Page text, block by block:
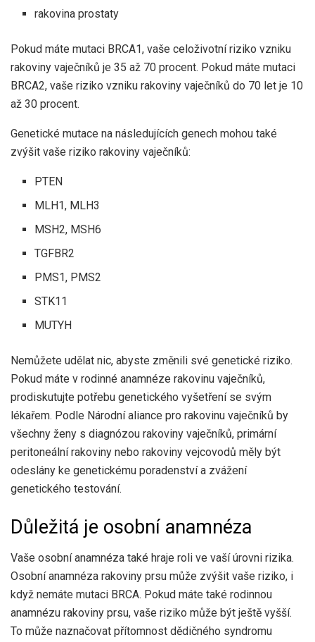
rakovina prostaty
Pokud máte mutaci BRCA1, vaše celoživotní riziko vzniku
rakoviny vaječníků je 35 až 70 procent. Pokud máte mutaci
BRCA2, vaše riziko vzniku rakoviny vaječníků do 70 let je 10
až 30 procent.
Genetické mutace na následujících genech mohou také
zvýšit vaše riziko rakoviny vaječníků:
PTEN
MLH1, MLH3
MSH2, MSH6
TGFBR2
PMS1, PMS2
STK11
MUTYH
Nemůžete udělat nic, abyste změnili své genetické riziko.
Pokud máte v rodinné anamnéze rakovinu vaječníků,
prodiskutujte potřebu genetického vyšetření se svým
lékařem. Podle Národní aliance pro rakovinu vaječníků by
všechny ženy s diagnózou rakoviny vaječníků, primární
peritoneální rakoviny nebo rakoviny vejcovodů měly být
odeslány ke genetickému poradenství a zvážení
genetického testování.
Důležitá je osobní anamnéza
Vaše osobní anamnéza také hraje roli ve vaší úrovni rizika.
Osobní anamnéza rakoviny prsu může zvýšit vaše riziko, i
když nemáte mutaci BRCA. Pokud máte také rodinnou
anamnézu rakoviny prsu, vaše riziko může být ještě vyšší.
To může naznačovat přítomnost dědičného syndromu